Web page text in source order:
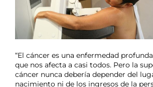
“El cáncer es una enfermedad
que nos afecta a casi todos. Pero la
cáncer nunca debería depender del
nacimiento ni de los ingresos de la